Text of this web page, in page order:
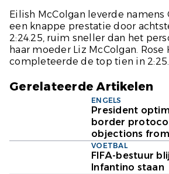
Eilish McColgan leverde
een knappe prestatie door
2:24.25, ruim sneller dan het
haar moeder Liz McColgan. Rose
completeerde de top tien in
Gerelateerde Artikelen
ENGELS
President
border
objections
VOETBAL
FIFA-bestuur
Infantino staan